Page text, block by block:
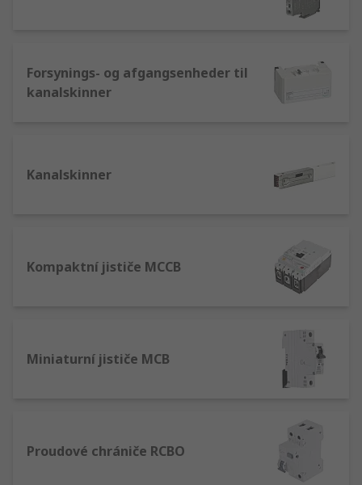
Forsynings- og afgangsenheder til
kanalskinner
Kanalskinner
Kompaktní jističe MCCB
Miniaturní jističe MCB
Proudové chrániče RCBO